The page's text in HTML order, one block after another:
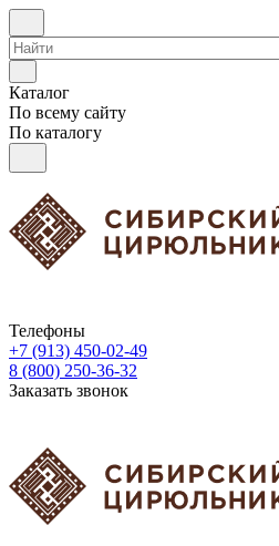
Каталог
По всему сайту
По каталогу
Телефоны
+7 (913) 450-02-49
8 (800) 250-36-32
Заказать звонок